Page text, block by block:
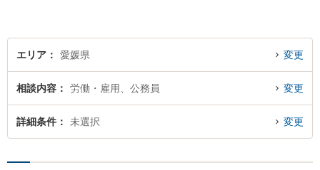
エリア 愛媛県 変更
相談内容 労働・雇用、公務員 変更
詳細条件 未選択 変更